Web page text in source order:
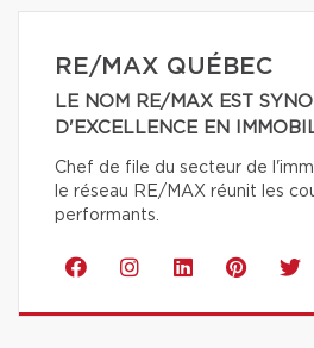
RE/MAX QUÉBEC
LE NOM RE/MAX EST
D'EXCELLENCE EN
Chef de file du secteur de
le réseau RE/MAX réunit les
performants.